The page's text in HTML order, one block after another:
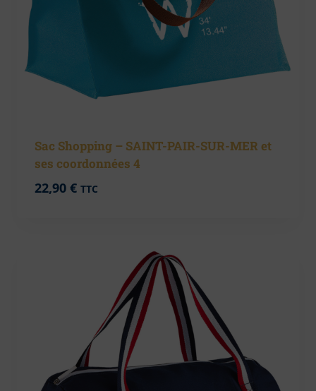
Sac Shopping – SAINT-PAIR-SUR-MER et
ses coordonnées 4
22,90 € TTC